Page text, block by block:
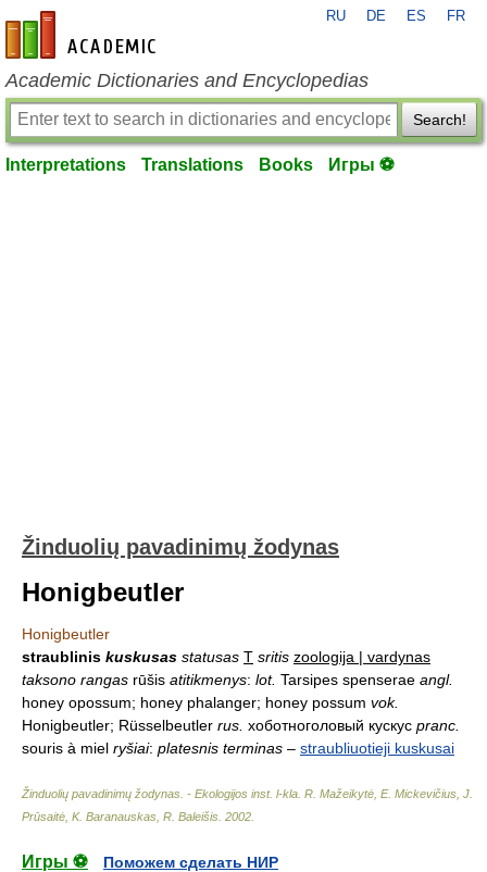
en-academic.com
RU DE ES FR
Academic Dictionaries and Encyclopedias
Search!
Interpretations Translations Books Игры ⚽
Žinduolių pavadinimų žodynas
Honigbeutler
Honigbeutler
straublinis kuskusas statusas T sritis zoologija | vardynas
taksono rangas rūšis atitikmenys: lot. Tarsipes spenserae angl.
honey opossum; honey phalanger; honey possum vok.
Honigbeutler; Rüsselbeutler rus. хоботноголовый кускус pranc.
souris à miel ryšiai: platesnis terminas – straubliuotieji kuskusai
Žinduolių pavadinimų žodynas. - Ekologijos inst. l-kla R. Mažeikytė, E. Mickevičius, J.
Prūsaitė, K. Baranauskas, R. Baleišis 2002
Игры ⚽
Поможем сделать НИР